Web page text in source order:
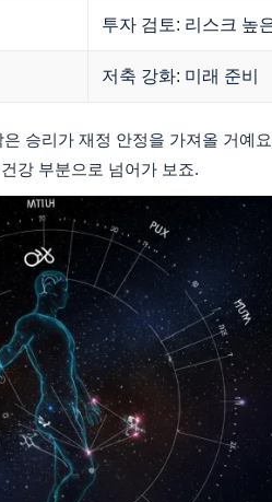
투자 검토: 리스크 높
저축 강화: 미래 준비
승리가 재정 안정을 가져올 거예
강 부분으로 넘어가 보죠.